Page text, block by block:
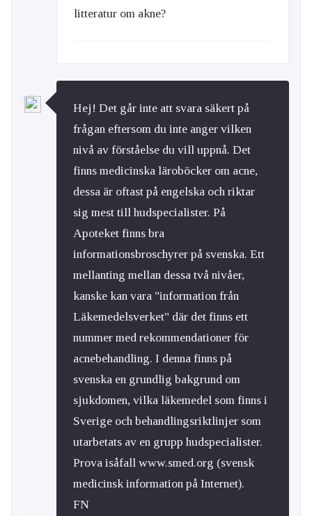
litteratur om akne?
Hej! Det går inte att svara säkert på
frågan eftersom du inte anger vilken
nivå av förståelse du vill uppnå. Det
finns medicinska läroböcker om acne,
dessa är oftast på engelska och riktar
sig mest till hudspecialister. På
Apoteket finns bra
informationsbroschyrer på svenska. Ett
mellanting mellan dessa två nivåer,
kanske kan vara "information från
Läkemedelsverket" där det finns ett
nummer med rekommendationer för
acnebehandling. I denna finns på
svenska en grundlig bakgrund om
sjukdomen, vilka läkemedel som finns i
Sverige och behandlingsriktlinjer som
utarbetats av en grupp hudspecialister.
Prova isåfall www.smed.org (svensk
medicinsk information på Internet).
FN